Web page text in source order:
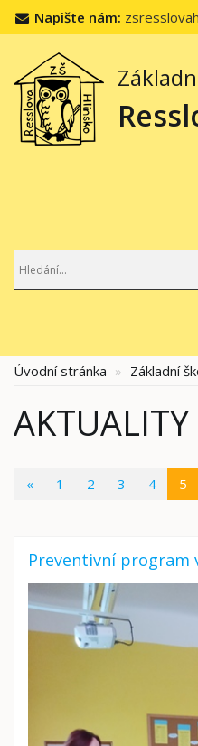
Napište nám:
Úvodní stránka Základní
AKTUALITY
« 1 2 3 4 5
Preventivní program